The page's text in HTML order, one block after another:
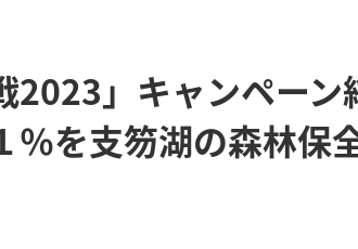
2023」キャンペー
％を支笏湖の森林保